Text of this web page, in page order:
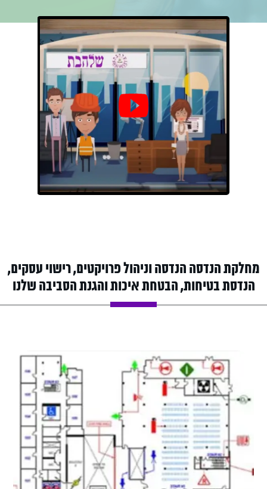
מחלקת הנדסה הנדסה וניהול פרויקטים, רישוי עסקים,
הנדסת בטיחות, הבטחת איכות והגנת הסביבה שלנו